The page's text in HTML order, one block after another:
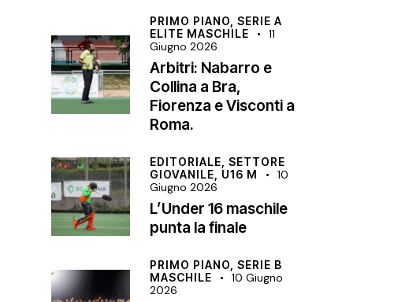
PRIMO PIANO,SERIE A
ELITE MASCHILE
11
Giugno 2026
Arbitri: Nabarro e
Collina a Bra,
Fiorenza e Visconti a
Roma.
EDITORIALE,SETTORE
GIOVANILE, U16 M
10
Giugno 2026
L’Under 16 maschile
punta la finale
PRIMO PIANO,SERIE B
MASCHILE
10 Giugno
2026